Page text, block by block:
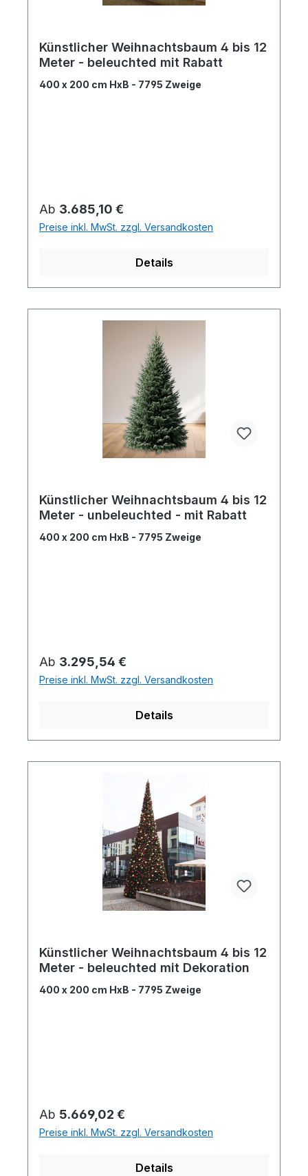
Künstlicher Weihnachtsbaum 4 bis 12
Meter - beleuchted mit Rabatt
400 x 200 cm HxB - 7795 Zweige
Regulärer Preis:
Ab 3.685,10 €
Preise inkl. MwSt. zzgl. Versandkosten
Details
Künstlicher Weihnachtsbaum 4 bis 12
Meter - unbeleuchted - mit Rabatt
400 x 200 cm HxB - 7795 Zweige
Regulärer Preis:
Ab 3.295,54 €
Preise inkl. MwSt. zzgl. Versandkosten
Details
Künstlicher Weihnachtsbaum 4 bis 12
Meter - beleuchted mit Dekoration
400 x 200 cm HxB - 7795 Zweige
Regulärer Preis:
Ab 5.669,02 €
Preise inkl. MwSt. zzgl. Versandkosten
Details